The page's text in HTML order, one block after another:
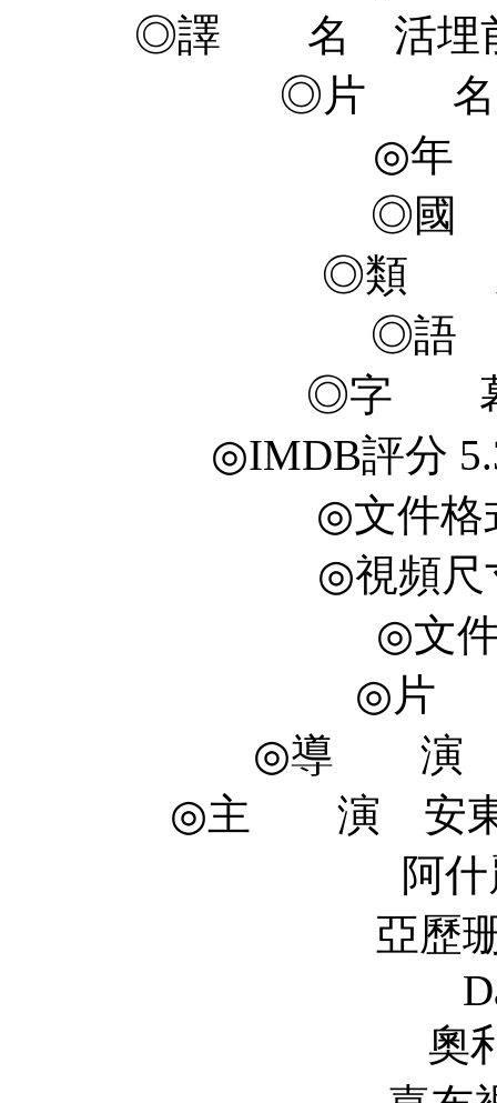
◎譯 名 活埋前
◎片 名
◎年
◎國
◎類
◎語
◎字 幕
◎IMDB評分
◎文件
◎視頻尺
◎文
◎片
◎導 演 喬
◎主 演 安東·
阿什麗·格
亞歷珊德拉·
奧利弗·庫